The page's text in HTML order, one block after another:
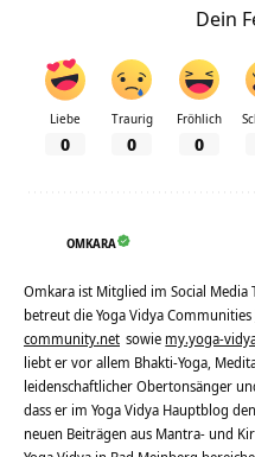
Dein
Liebe
0
Traurig
0
Fröhlich
0
OMKARA
Omkara ist Mitglied im Social Media
betreut die Yoga Vidya Communities
community.net sowie my.yoga-
liebt er vor allem Bhakti-Yoga,
leidenschaftlicher Obertonsänger
dass er im Yoga Vidya Hauptblog
neuen Beiträgen aus Mantra- und